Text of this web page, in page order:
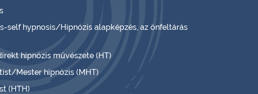
self hypnosis/Hipnózis alapképzés, az önfeltárás
hipnózis művészete (HT)
Mester hipnózis (MHT)
(HTH)